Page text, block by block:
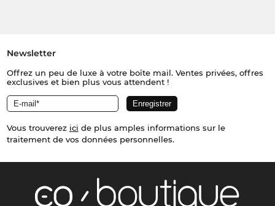
Newsletter
Offrez un peu de luxe à votre boîte mail. Ventes privées, offres
exclusives et bien plus vous attendent !
Vous trouverez ici de plus amples informations sur le
traitement de vos données personnelles.